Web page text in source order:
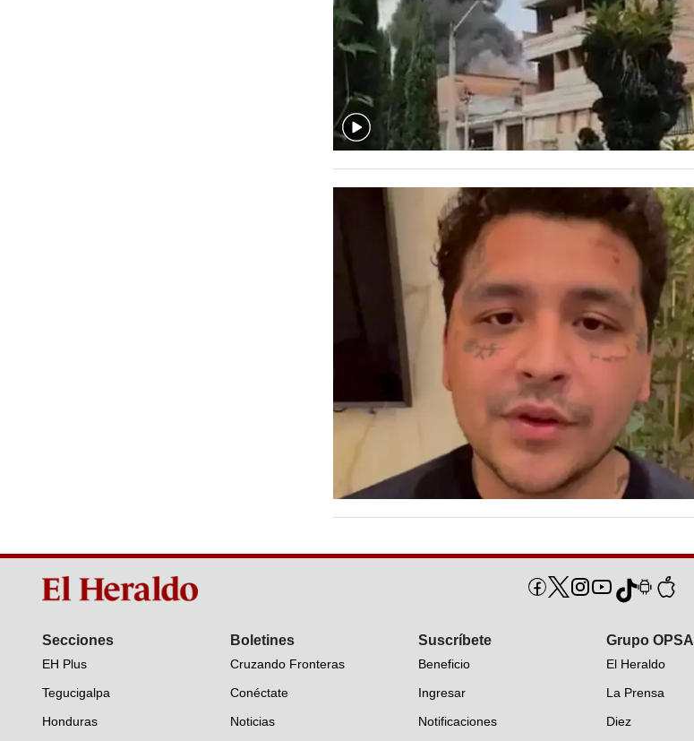
Secciones
EH Plus
Tegucigalpa
Honduras
Boletines
Cruzando Fronteras
Conéctate
Noticias
Suscríbete
Beneficio
Ingresar
Notificaciones
Grupo OPSA
El Heraldo
La Prensa
Diez